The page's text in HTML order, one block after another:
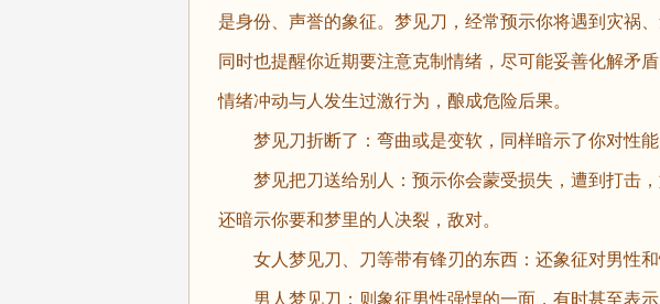
是身份、声誉的象征。梦见刀，经常预示你将遇到灾祸
同时也提醒你近期要注意克制情绪，尽可能妥善化解矛
情绪冲动与人发生过激行为，酿成危险后果。
梦见刀折断了：弯曲或是变软，同样暗示了你对性能
梦见把刀送给别人：预示你会蒙受损失，遭到打击，
还暗示你要和梦里的人决裂，敌对。
女人梦见刀、刀等带有锋刃的东西：还象征对男性和
男人梦见刀：则象征男性强悍的一面，有时甚至表示